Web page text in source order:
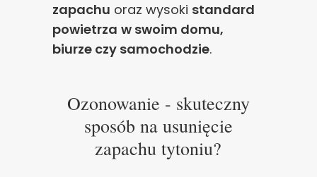
zapachu oraz wysoki standard
powietrza w swoim domu,
biurze czy samochodzie.
Ozonowanie - skuteczny
sposób na usunięcie
zapachu tytoniu?